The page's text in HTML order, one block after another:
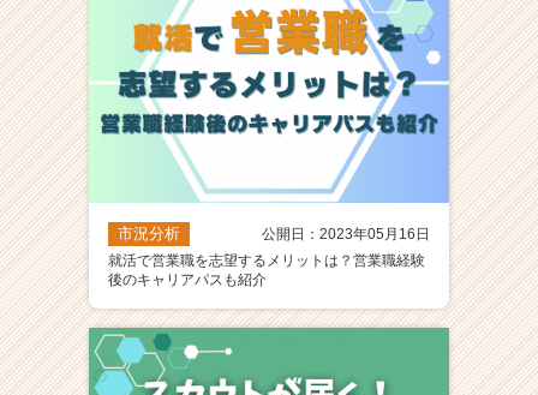
市況分析
公開日：2023年05月16日
就活で営業職を志望するメリットは？営業職経験
後のキャリアパスも紹介